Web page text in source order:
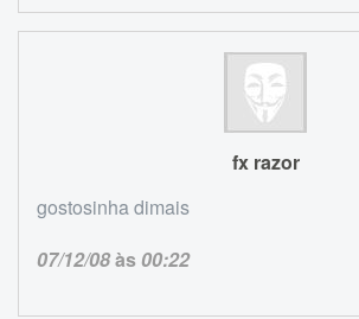
fx razor
gostosinha dimais
07/12/08às00:22